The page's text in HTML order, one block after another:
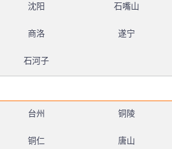
沈阳 石嘴山
商洛 遂宁
石河子
台州 铜陵
铜仁 唐山